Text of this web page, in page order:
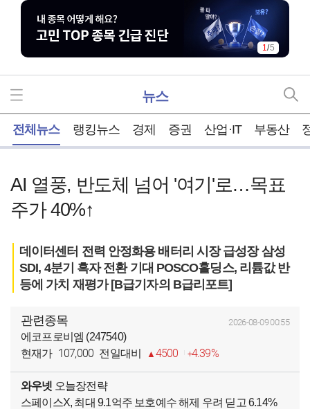
2/5
뉴스
전체뉴스 랭킹뉴스 경제 증권 산업·IT 부동산
AI 열풍, 반도체 넘어 '여기'로…목표
주가 40%↑
데이터센터 전력 안정화용 배터리 시장 급성장 삼성
SDI, 4분기 흑자 전환 기대 POSCO홀딩스, 리튬값 반
등에 가치 재평가 [B급기자의 B급리포트]
관련종목 2026-08-09 00:55
에코프로비엠 (247540)
현재가 107,000 전일대비 4500 4.39%
와우넷 오늘장전략
스페이스X, 최대 9.1억주 보호예수 해제 우려 딛고 6.14%